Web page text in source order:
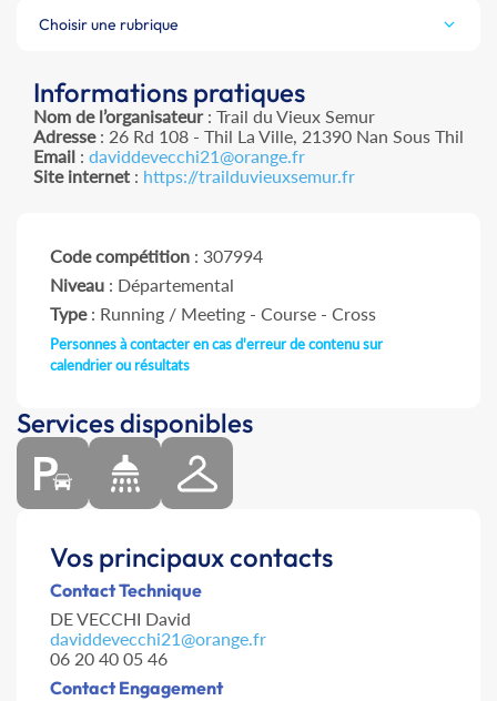
Choisir une rubrique
Informations pratiques
Nom de l’organisateur: Trail du Vieux Semur
Adresse: 26 Rd 108 - Thil La Ville, 21390 Nan Sous Thil
Email : daviddevecchi21@orange.fr
Site internet : https://trailduvieuxsemur.fr
Code compétition : 307994
Niveau : Départemental
Type: Running / Meeting - Course - Cross
Personnes à contacter en cas d'erreur de contenu sur
calendrier ou résultats
Services disponibles
Vos principaux contacts
Contact Technique
DE VECCHI David
daviddevecchi21@orange.fr
06 20 40 05 46
Contact Engagement